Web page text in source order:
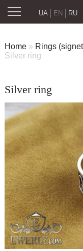
RU
UA EN
Home » Rings
Silver ring
Silver ring